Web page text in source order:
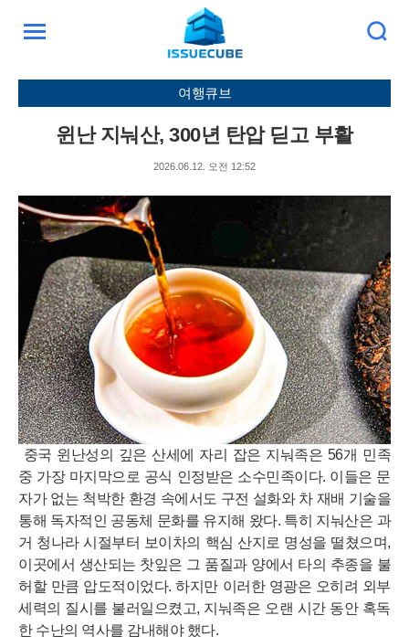
검
주
서
치
기
여행큐브
윈난 지눠산, 300년 탄압 딛고 부활
2026.06.12. 오전 12:52
중국 윈난성의 깊은 산세에 자리 잡은 지눠족은 56개 민족
중 가장 마지막으로 공식 인정받은 소수민족이다. 이들은 문
자가 없는 척박한 환경 속에서도 구전 설화와 차 재배 기술을
통해 독자적인 공동체 문화를 유지해 왔다. 특히 지눠산은 과
거 청나라 시절부터 보이차의 핵심 산지로 명성을 떨쳤으며,
이곳에서 생산되는 찻잎은 그 품질과 양에서 타의 추종을 불
허할 만큼 압도적이었다. 하지만 이러한 영광은 오히려 외부
세력의 질시를 불러일으켰고, 지눠족은 오랜 시간 동안 혹독
한 수난의 역사를 감내해야 했다.